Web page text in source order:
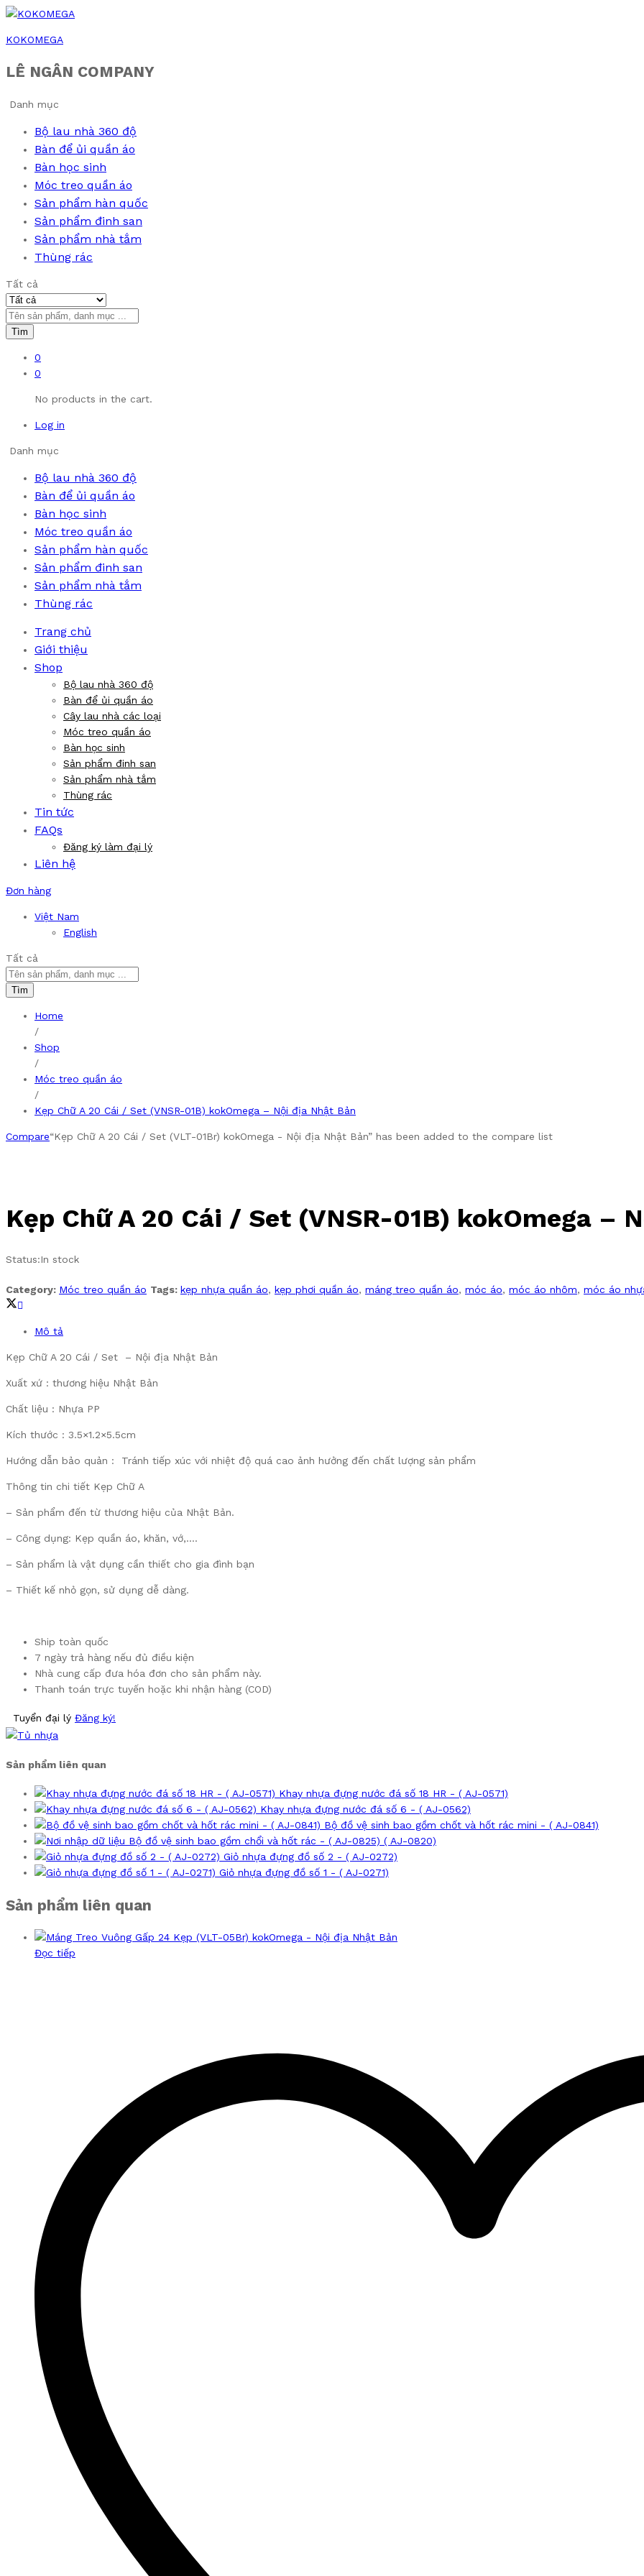
KOKOMEGA
LÊ NGÂN COMPANY
Danh mục
Bộ lau nhà 360 độ
Bàn để ủi quần áo
Bàn học sinh
Móc treo quần áo
Sản phẩm hàn quốc
Sản phẩm đinh san
Sản phẩm nhà tắm
Thùng rác
Tất cả
Tìm
0
0
No products in the cart.
Log in
Danh mục
Bộ lau nhà 360 độ
Bàn để ủi quần áo
Bàn học sinh
Móc treo quần áo
Sản phẩm hàn quốc
Sản phẩm đinh san
Sản phẩm nhà tắm
Thùng rác
Trang chủ
Giới thiệu
Shop
Bộ lau nhà 360 độ
Bàn để ủi quần áo
Cây lau nhà các loại
Móc treo quần áo
Bàn học sinh
Sản phẩm đinh san
Sản phẩm nhà tắm
Thùng rác
Tin tức
FAQs
Đăng ký làm đại lý
Liên hệ
Đơn hàng
Việt Nam
English
Tất cả
Tìm
Home
/
Shop
/
Móc treo quần áo
/
Kẹp Chữ A 20 Cái / Set (VNSR-01B) kokOmega – Nội địa Nhật Bản
Compare“Kẹp Chữ A 20 Cái / Set (VLT-01Br) kokOmega - Nội địa Nhật Bản” has been added to the compare list
Kẹp Chữ A 20 Cái / Set (VNSR-01B) kokOmega –
Status:In stock
Category: Móc treo quần áo Tags: kẹp nhựa quần áo, kẹp phơi quần áo, máng treo quần áo, móc áo, móc áo nhôm, móc áo
Mô tả
Kẹp Chữ A 20 Cái / Set – Nội địa Nhật Bản
Xuất xứ : thương hiệu Nhật Bản
Chất liệu : Nhựa PP
Kích thước : 3.5×1.2×5.5cm
Hướng dẫn bảo quản : Tránh tiếp xúc với nhiệt độ quá cao ảnh hưởng đến chất lượng sản phẩm
Thông tin chi tiết Kẹp Chữ A
– Sản phẩm đến từ thương hiệu của Nhật Bản.
– Công dụng: Kẹp quần áo, khăn, vớ,….
– Sản phẩm là vật dụng cần thiết cho gia đình bạn
– Thiết kế nhỏ gọn, sử dụng dễ dàng.
Ship toàn quốc
7 ngày trả hàng nếu đủ điều kiện
Nhà cung cấp đưa hóa đơn cho sản phẩm này.
Thanh toán trực tuyến hoặc khi nhận hàng (COD)
Tuyển đại lý Đăng ký!
Sản phẩm liên quan
Khay nhựa đựng nước đá số 18 HR - ( AJ-0571)
Khay nhựa đựng nước đá số 6 - ( AJ-0562)
Bộ đồ vệ sinh bao gồm chốt và hốt rác mini - ( AJ-0841)
Bộ đồ vệ sinh bao gồm chổi và hốt rác - ( AJ-0825) ( AJ-0820)
Giỏ nhựa đựng đồ số 2 - ( AJ-0272)
Giỏ nhựa đựng đồ số 1 - ( AJ-0271)
Sản phẩm liên quan
Đọc tiếp